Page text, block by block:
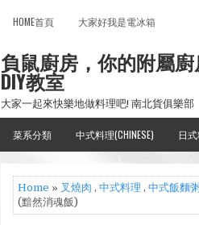
HOME首頁 大家好我是電冰箱
負鼠廚房，你的附屬
DIY教室
大家一起來快樂地做料理吧! 南北貨俱樂部
菜系分類 中式料理(CHINESE) 日
Home » 叉燒肉 , 中式料理 , 中式飯麵
(黯然消魂飯)